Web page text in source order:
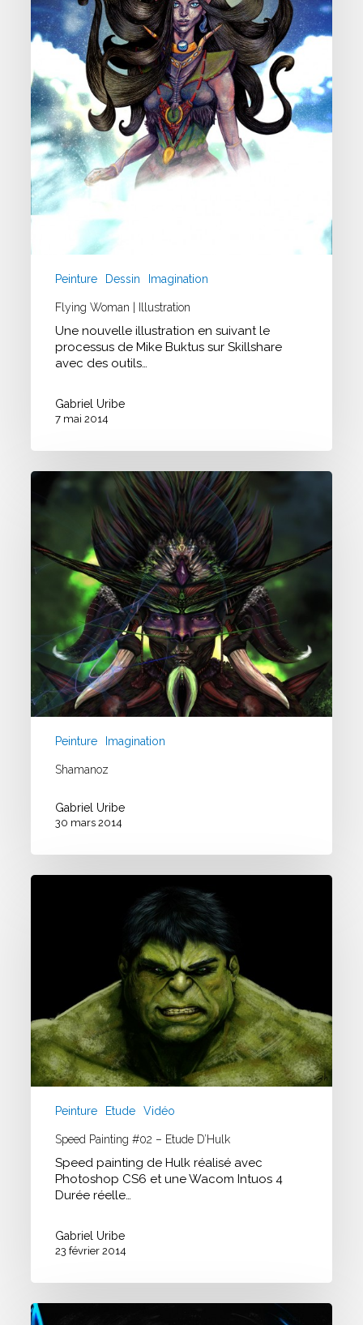
Peinture Dessin Imagination
Flying Woman | Illustration
Une nouvelle illustration en suivant le
processus de Mike Buktus sur Skillshare
avec des outils…
Gabriel Uribe
7 mai 2014
Shamanoz
Peinture Imagination
Shamanoz
Gabriel Uribe
30 mars 2014
Speed
Peinture Etude Vidéo
Speed Painting #02 – Etude D’Hulk
Speed painting de Hulk réalisé avec
Photoshop CS6 et une Wacom Intuos 4
Durée réelle…
Gabriel Uribe
23 février 2014
Etude